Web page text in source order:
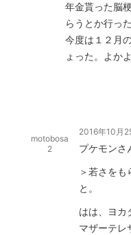
年金貰った脳
らうとか行っ
今度は１２月
ょった。よか
motobosa
2
2016年10月
プケモンさ
＞若さをも
と。
はは、ヨカ
マザーテレ